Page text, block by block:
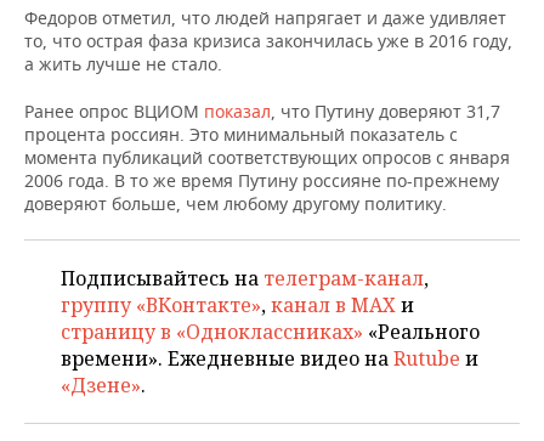
НЕФТЬ
ОПК
ЭНЕРГЕТИКА
РОЗНИЧНАЯ ТОРГОВЛЯ
УСЛУГИ
НОВОСТИ ТЕХНОЛОГИЙ
МЕДИА
ТЕЛЕКОММУНИКАЦИИ
МЕРОПРИЯТИЯ
ВЫЕЗДНАЯ РЕДАКЦИЯ
БИЗНЕС-БРАНЧИ
ONLINE-КОНФЕРЕНЦИИ
ОТКРЫТАЯ ЛЕКЦИЯ
НОВОСТИ СПОРТА
ФУТБОЛ
ХОККЕЙ
БАСКЕТБОЛ
ВОЛЕЙБОЛ
ОБЩЕСТВО
НОВОСТИ ОБЩЕСТВА
ВЛАСТЬ
ИНФРАСТРУКТУРА
ИСТОРИЯ
ФОТОГАЛЕРЕЯ
СЮЖЕТЫ
СПРАВОЧНИК
СПИСОК ПЕРСОН
ПОЛНАЯ ВЕРСИЯ
Федоров отметил, что людей напрягает и даже удивляет
то, что острая фаза кризиса закончилась уже в 2016 году,
а жить лучше не стало.
Ранее опрос ВЦИОМ показал, что Путину доверяют 31,7
процента россиян. Это минимальный показатель с
момента публикаций соответствующих опросов с января
2006 года. В то же время Путину россияне по-прежнему
доверяют больше, чем любому другому политику.
Подписывайтесь на телеграм-канал,
группу «ВКонтакте»,канал в MAXи
страницу в «Одноклассниках» «Реального
времени». Ежедневные видео наRutube и
«Дзене».